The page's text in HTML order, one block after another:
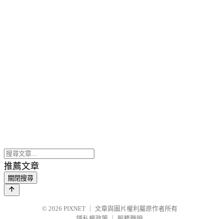
推薦文章
關閉搜尋
© 2026 PIXNET
文章與圖片權利屬原作者所有